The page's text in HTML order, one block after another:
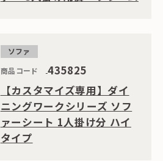
ソファ
商品コード
435825
【カスタマイズ専用】ダイ
ニングワークシリーズ ソフ
ァーシート 1人掛け分 ハイ
タイプ